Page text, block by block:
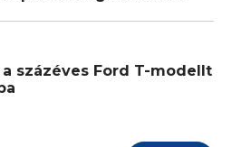
százéves Ford T-modellt